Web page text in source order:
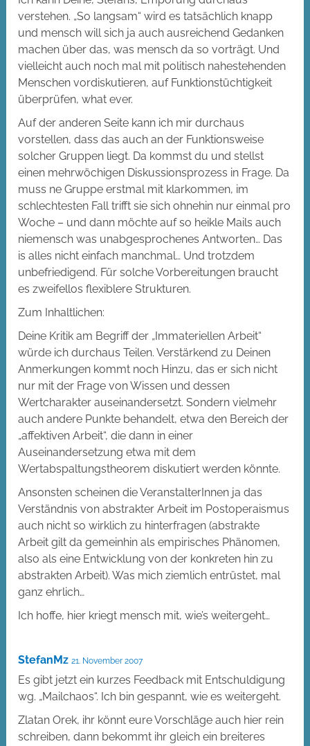
verstehen. „So langsam“ wird es tatsächlich knapp
und mensch will sich ja auch ausreichend Gedanken
machen über das, was mensch da so vorträgt. Und
vielleicht auch noch mal mit politisch nahestehenden
Menschen vordiskutieren, auf Funktionstüchtigkeit
überprüfen, what ever.
Auf der anderen Seite kann ich mir durchaus
vorstellen, dass das auch an der Funktionsweise
solcher Gruppen liegt. Da kommst du und stellst
einen mehrwöchigen Diskussionsprozess in Frage. Da
muss ne Gruppe erstmal mit klarkommen, im
schlechtesten Fall trifft sie sich ohnehin nur einmal pro
Woche – und dann möchte auf so heikle Mails auch
niemensch was unabgesprochenes Antworten… Das
is alles nicht einfach manchmal… Und trotzdem
unbefriedigend. Für solche Vorbereitungen braucht
es zweifellos flexiblere Strukturen.
Zum Inhaltlichen:
Deine Kritik am Begriff der „Immateriellen Arbeit“
würde ich durchaus Teilen. Verstärkend zu Deinen
Anmerkungen kommt noch Hinzu, das er sich nicht
nur mit der Frage von Wissen und dessen
Wertcharakter auseinandersetzt. Sondern vielmehr
auch andere Punkte behandelt, etwa den Bereich der
„affektiven Arbeit“, die dann in einer
Auseinandersetzung etwa mit dem
Wertabspaltungstheorem diskutiert werden könnte.
Ansonsten scheinen die VeranstalterInnen ja das
Verständnis von abstrakter Arbeit im Postoperaismus
auch nicht so wirklich zu hinterfragen (abstrakte
Arbeit gilt da gemeinhin als empirisches Phänomen,
also als eine Entwicklung von der konkreten hin zu
abstrakten Arbeit). Was mich ziemlich entrüstet, mal
ganz ehrlich…
Ich hoffe, hier kriegt mensch mit, wie’s weitergeht…
StefanMz 21. November 2007
Es gibt jetzt ein kurzes Feedback mit Entschuldigung
wg. „Mailchaos“. Ich bin gespannt, wie es weitergeht.
Zlatan Orek, ihr könnt eure Vorschläge auch hier rein
schreiben, dann bekommt ihr gleich ein breiteres